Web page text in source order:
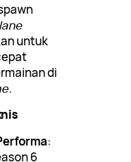
lane
untuk
di
.
:
6